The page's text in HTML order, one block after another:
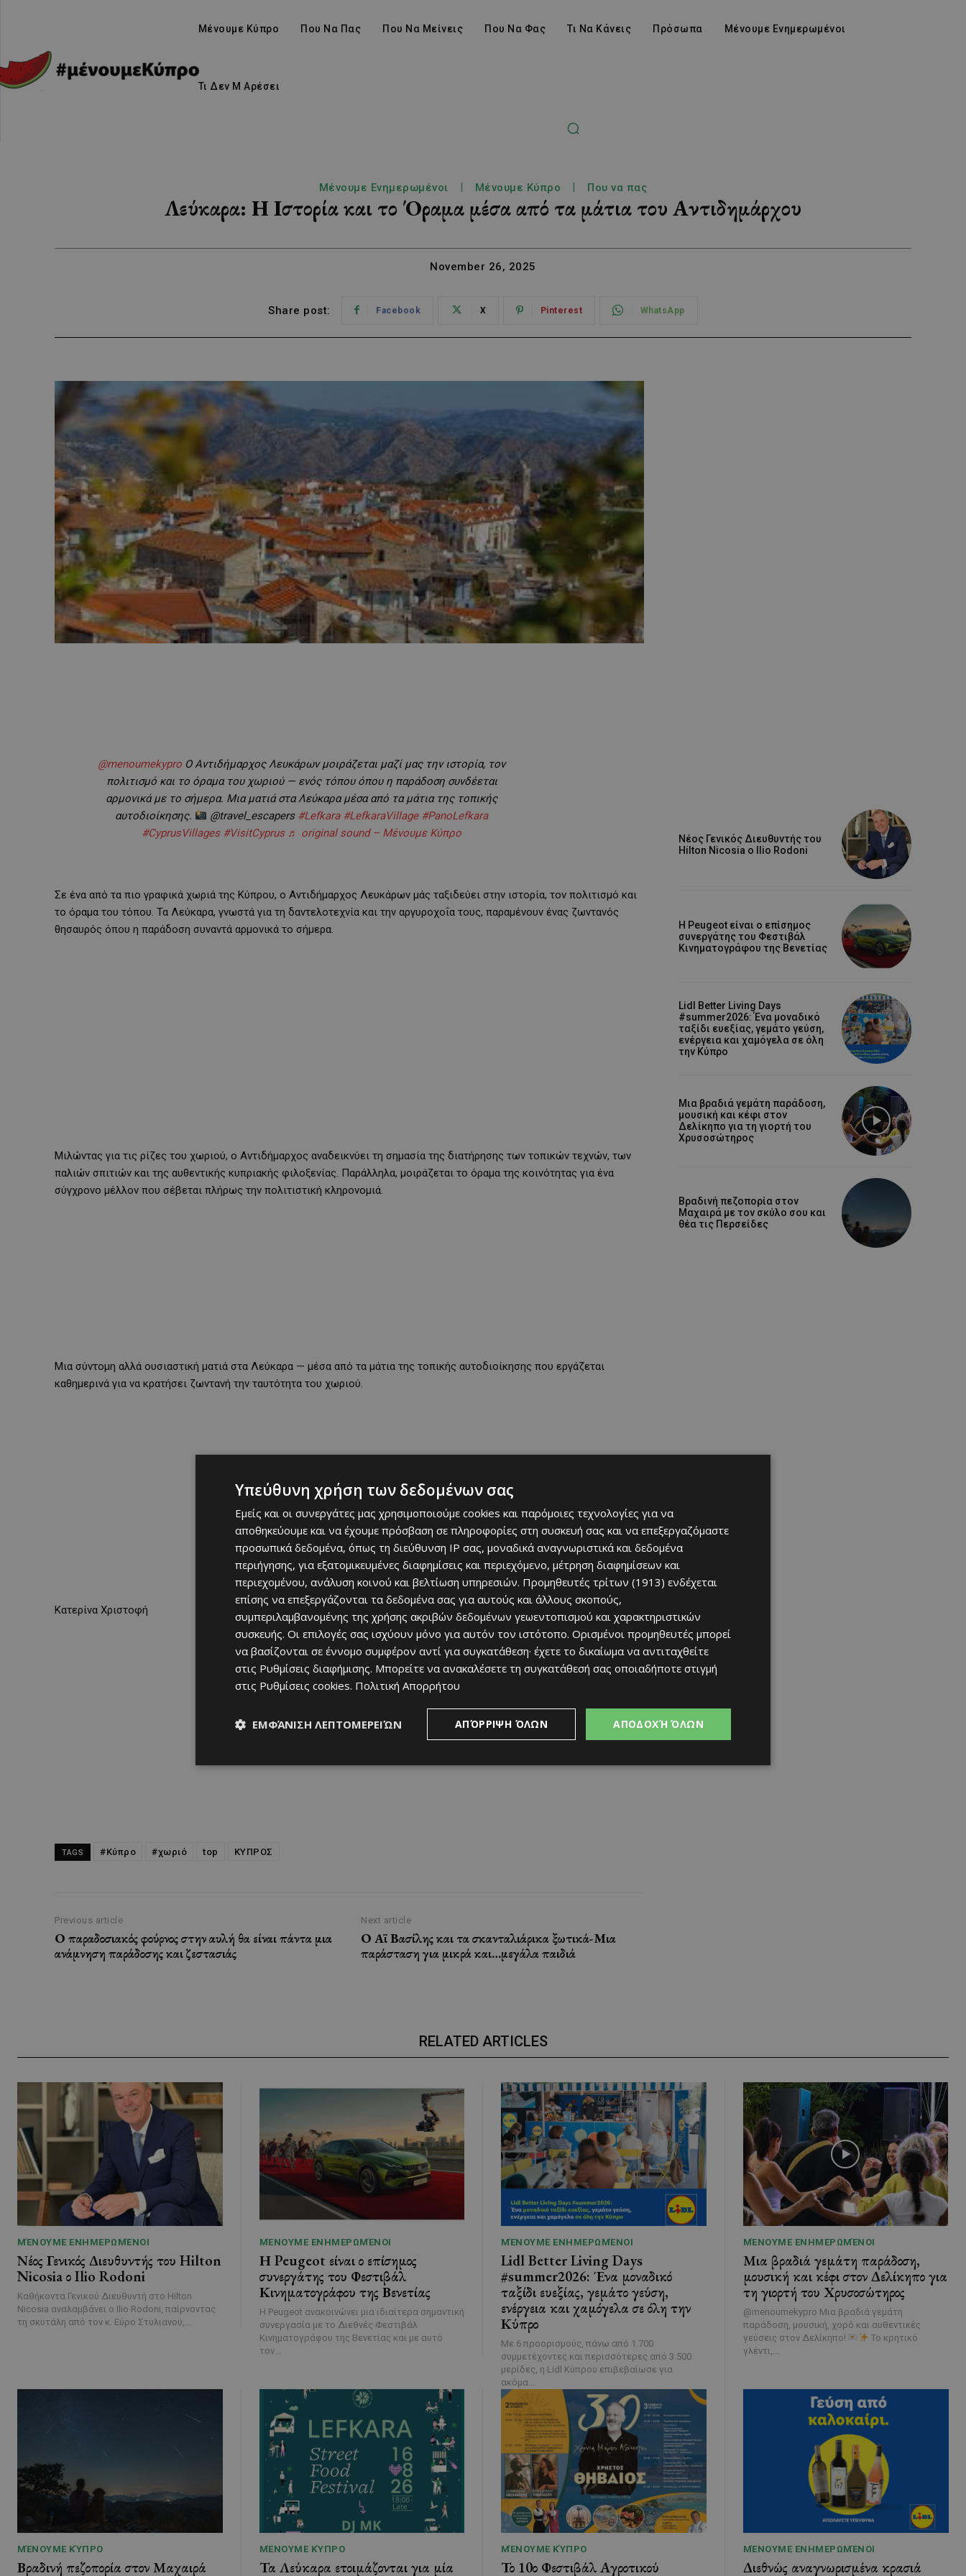
Μένουμε Κύπρο Που Να Πας Που Να Μείνεις Που Να Φας Τι Να Κάνεις Πρόσωπα Μένουμε Ενημερωμένοι
Τι Δεν Μ Αρέσει
Μένουμε Ενημερωμένοι Μένουμε Κύπρο Που να πας
Λεύκαρα: Η Ιστορία και το Όραμα μέσα από τα μάτια του Αντιδημάρχου
November 26, 2025
Share post: Facebook X Pinterest WhatsApp
@menoumekypro Ο Αντιδήμαρχος Λευκάρων μοιράζεται μαζί μας την ιστορία, τον
πολιτισμό και το όραμα του χωριού — ενός τόπου όπου η παράδοση συνδέεται
αρμονικά με το σήμερα. Μια ματιά στα Λεύκαρα μέσα από τα μάτια της τοπικής
αυτοδιοίκησης.
@travel_escapers #Lefkara #LefkaraVillage #PanoLefkara
#CyprusVillages #VisitCyprus ♬ original sound – Μένουμε Κύπρο
Σε ένα από τα πιο γραφικά χωριά της Κύπρου, ο Αντιδήμαρχος Λευκάρων μάς ταξιδεύει στην ιστορία, τον πολιτισμό και
το όραμα του τόπου. Τα Λεύκαρα, γνωστά για τη δαντελοτεχνία και την αργυροχοΐα τους, παραμένουν ένας ζωντανός
θησαυρός όπου η παράδοση συναντά αρμονικά το σήμερα.
Μιλώντας για τις ρίζες του χωριού, ο Αντιδήμαρχος αναδεικνύει τη σημασία της διατήρησης των τοπικών τεχνών, των
παλιών σπιτιών και της αυθεντικής κυπριακής φιλοξενίας. Παράλληλα, μοιράζεται το όραμα της κοινότητας για ένα
σύγχρονο μέλλον που σέβεται πλήρως την πολιτιστική κληρονομιά.
Μια σύντομη αλλά ουσιαστική ματιά στα Λεύκαρα — μέσα από τα μάτια της τοπικής αυτοδιοίκησης που εργάζεται
καθημερινά για να κρατήσει ζωντανή την ταυτότητα του χωριού.
Κατερίνα Χριστοφή
TAGS #Κύπρο #χωριό top ΚΥΠΡΟΣ
Previous article
Ο παραδοσιακός φούρνος στην αυλή θα είναι πάντα μια
ανάμνηση παράδοσης και ζεστασιάς
Next article
Ο Αϊ Βασίλης και τα σκανταλιάρικα ξωτικά-Μια
παράσταση για μικρά και…μεγάλα παιδιά
Νέος Γενικός Διευθυντής του
Hilton Nicosia ο Ilio Rodoni
Η Peugeot είναι ο επίσημος
συνεργάτης του Φεστιβάλ
Κινηματογράφου της Βενετίας
Lidl Better Living Days
#summer2026: Ένα μοναδικό
ταξίδι ευεξίας, γεμάτο γεύση,
ενέργεια και χαμόγελα σε όλη
την Κύπρο
Μια βραδιά γεμάτη παράδοση,
μουσική και κέφι στον
Δελίκηπο για τη γιορτή του
Χρυσοσώτηρος
Βραδινή πεζοπορία στον
Μαχαιρά με τον σκύλο σου και
θέα τις Περσείδες
RELATED ARTICLES
ΜΈΝΟΥΜΕ ΕΝΗΜΕΡΩΜΈΝΟΙ
Νέος Γενικός Διευθυντής του Hilton
Nicosia ο Ilio Rodoni
Καθήκοντα Γενικού Διευθυντή στο Hilton
Nicosia αναλαμβάνει ο Ilio Rodoni, παίρνοντας
τη σκυτάλη από τον κ. Εύρο Στυλιανού,...
ΜΈΝΟΥΜΕ ΕΝΗΜΕΡΩΜΈΝΟΙ
Η Peugeot είναι ο επίσημος
συνεργάτης του Φεστιβάλ
Κινηματογράφου της Βενετίας
Η Peugeot ανακοινώνει μια ιδιαίτερα σημαντική
συνεργασία με το Διεθνές Φεστιβάλ
Κινηματογράφου της Βενετίας και με αυτό
τον...
ΜΈΝΟΥΜΕ ΕΝΗΜΕΡΩΜΈΝΟΙ
Lidl Better Living Days
#summer2026: Ένα μοναδικό
ταξίδι ευεξίας, γεμάτο γεύση,
ενέργεια και χαμόγελα σε όλη την
Κύπρο
Με 6 προορισμούς, πάνω από 1.700
συμμετέχοντες και περισσότερες από 3.500
μερίδες, η Lidl Κύπρου επιβεβαίωσε για
ακόμα...
ΜΈΝΟΥΜΕ ΕΝΗΜΕΡΩΜΈΝΟΙ
Μια βραδιά γεμάτη παράδοση,
μουσική και κέφι στον Δελίκηπο για
τη γιορτή του Χρυσοσώτηρος
@menoumekypro Μια βραδιά γεμάτη
παράδοση, μουσική, χορό και αυθεντικές
γεύσεις στον Δελίκηπο!
Το κρητικό
γλέντι,...
ΜΈΝΟΥΜΕ ΚΎΠΡΟ
Βραδινή πεζοπορία στον Μαχαιρά
ΜΈΝΟΥΜΕ ΚΎΠΡΟ
Τα Λεύκαρα ετοιμάζονται για μία
ΜΈΝΟΥΜΕ ΚΎΠΡΟ
Το 10ο Φεστιβάλ Αγροτικού
ΜΈΝΟΥΜΕ ΕΝΗΜΕΡΩΜΈΝΟΙ
Διεθνώς αναγνωρισμένα κρασιά
Υπεύθυνη χρήση των δεδομένων σας
Εμείς και οι συνεργάτες μας χρησιμοποιούμε cookies και παρόμοιες τεχνολογίες για να
αποθηκεύουμε και να έχουμε πρόσβαση σε πληροφορίες στη συσκευή σας και να επεξεργαζόμαστε
προσωπικά δεδομένα, όπως τη διεύθυνση IP σας, μοναδικά αναγνωριστικά και δεδομένα
περιήγησης, για εξατομικευμένες διαφημίσεις και περιεχόμενο, μέτρηση διαφημίσεων και
περιεχομένου, ανάλυση κοινού και βελτίωση υπηρεσιών. Προμηθευτές τρίτων (1913) ενδέχεται
επίσης να επεξεργάζονται τα δεδομένα σας για αυτούς και άλλους σκοπούς,
συμπεριλαμβανομένης της χρήσης ακριβών δεδομένων γεωεντοπισμού και χαρακτηριστικών
συσκευής. Οι επιλογές σας ισχύουν μόνο για αυτόν τον ιστότοπο. Ορισμένοι προμηθευτές μπορεί
να βασίζονται σε έννομο συμφέρον αντί για συγκατάθεση· έχετε το δικαίωμα να αντιταχθείτε
στις Ρυθμίσεις διαφήμισης. Μπορείτε να ανακαλέσετε τη συγκατάθεσή σας οποιαδήποτε στιγμή
στις Ρυθμίσεις cookies. Πολιτική Απορρήτου
ΑΠΟΔΟΧΉ ΌΛΩΝ
ΑΠΌΡΡΙΨΗ ΌΛΩΝ
ΕΜΦΆΝΙΣΗ ΛΕΠΤΟΜΕΡΕΙΏΝ